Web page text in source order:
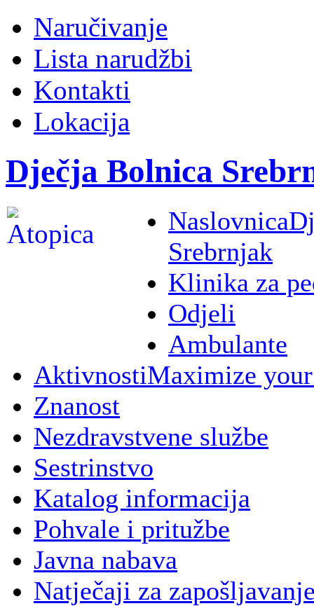
Naručivanje
Lista narudžbi
Kontakti
Lokacija
Dječja Bolnica
Naslovnica
Srebrnjak
Klinika za
Odjeli
Ambulante
AktivnostiMaximize
Znanost
Nezdravstvene službe
Sestrinstvo
Katalog informacija
Pohvale i pritužbe
Javna nabava
Natječaji za